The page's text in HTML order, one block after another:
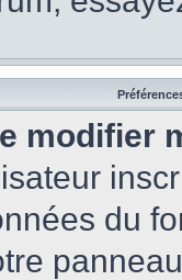
modifier
du